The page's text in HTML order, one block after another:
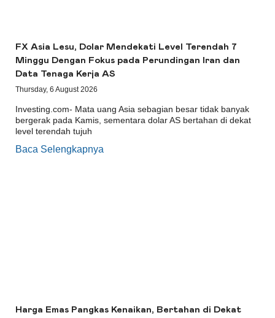
FX Asia Lesu, Dolar Mendekati Level Terendah 7
Minggu Dengan Fokus pada Perundingan Iran dan
Data Tenaga Kerja AS
Thursday, 6 August 2026
Investing.com- Mata uang Asia sebagian besar tidak banyak
bergerak pada Kamis, sementara dolar AS bertahan di dekat
level terendah tujuh
Baca Selengkapnya
Harga Emas Pangkas Kenaikan, Bertahan di Dekat